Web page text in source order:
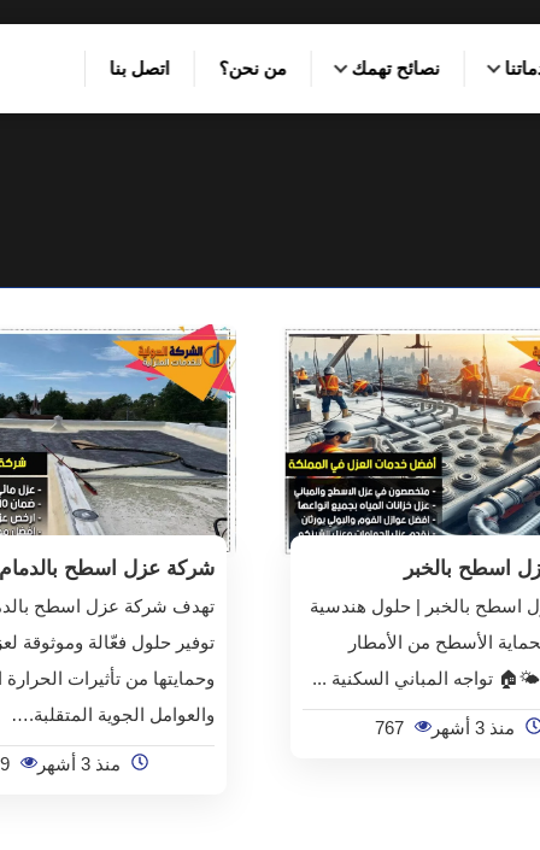
نصائح تهمك من نحن؟ اتصل بنا
اسطح بالخبر
اسطح بالخبر | حلول هندسية
الأسطح من الأمطار
🌤️🏠 تواجه المباني السكنية ...
منذ 3 أشهر 767
شركة عزل اسطح
تهدف شركة عزل اسطح
توفير حلول فعّالة وموثوقة
وحمايتها من تأثيرات
والعوامل الجوية المتقلبة.…
منذ 3 أشهر